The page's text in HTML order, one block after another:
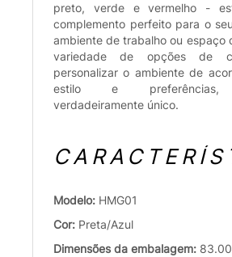
preto, verde e vermelho -
complemento perfeito para o
ambiente de trabalho ou espaço
variedade de opções de
personalizar o ambiente de
estilo e preferências,
verdadeiramente único.
Modelo: HMG01
Cor: Preta/Azul
Dimensões da embalagem: